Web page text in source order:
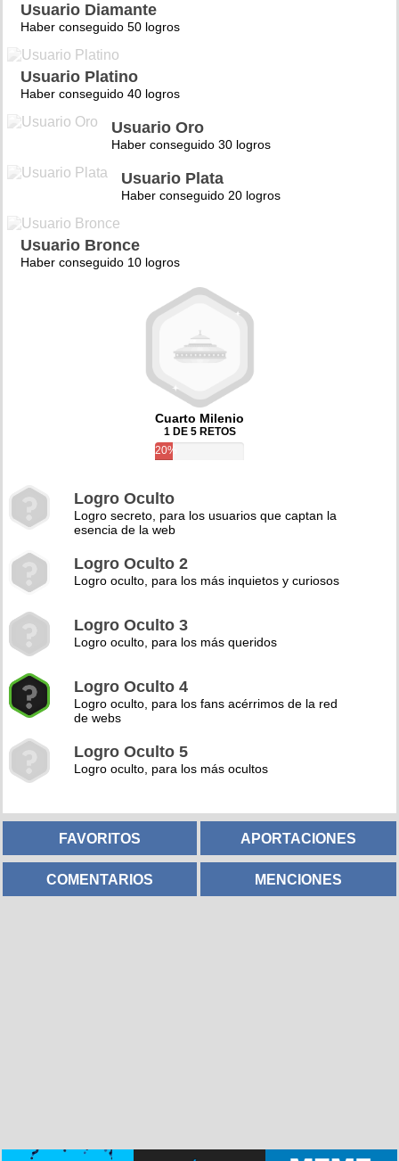
Usuario Diamante
Haber conseguido 50 logros
Usuario Platino
Haber conseguido 40 logros
Usuario Oro
Haber conseguido 30 logros
Usuario Plata
Haber conseguido 20 logros
Usuario Bronce
Haber conseguido 10 logros
Cuarto Milenio
1 DE 5 RETOS
20%
Logro Oculto
Logro secreto, para los usuarios que captan la
esencia de la web
Logro Oculto 2
Logro oculto, para los más inquietos y curiosos
Logro Oculto 3
Logro oculto, para los más queridos
Logro Oculto 4
Logro oculto, para los fans acérrimos de la red
de webs
Logro Oculto 5
Logro oculto, para los más ocultos
FAVORITOS APORTACIONES
COMENTARIOS MENCIONES